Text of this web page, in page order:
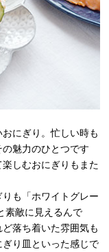
にぎり。忙しい時も
魅力のひとつです
しむおにぎりもまた
も「ホワイトグレー
素敵に見えるんで
落ち着いた雰囲気も
り皿といった感じで